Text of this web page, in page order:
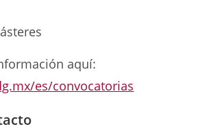
aquí:
es/convocatorias